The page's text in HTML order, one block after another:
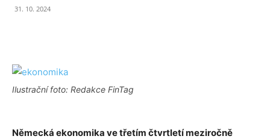
31. 10. 2024
Ilustrační foto: Redakce FinTag
Německá ekonomika ve třetím čtvrtletí meziročně